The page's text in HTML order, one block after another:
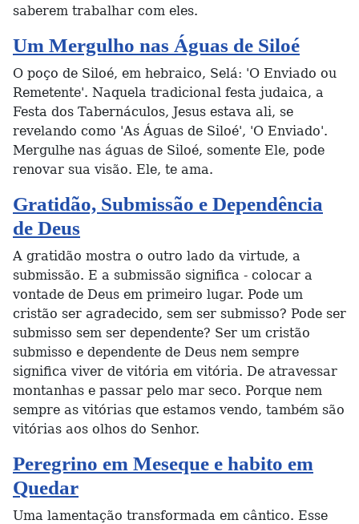
saberem trabalhar com eles.
Um Mergulho nas Águas de Siloé
O poço de Siloé, em hebraico, Selá: 'O Enviado ou
Remetente'. Naquela tradicional festa judaica, a
Festa dos Tabernáculos, Jesus estava ali, se
revelando como 'As Águas de Siloé', 'O Enviado'.
Mergulhe nas águas de Siloé, somente Ele, pode
renovar sua visão. Ele, te ama.
Gratidão, Submissão e Dependência
de Deus
A gratidão mostra o outro lado da virtude, a
submissão. E a submissão significa - colocar a
vontade de Deus em primeiro lugar. Pode um
cristão ser agradecido, sem ser submisso? Pode ser
submisso sem ser dependente? Ser um cristão
submisso e dependente de Deus nem sempre
significa viver de vitória em vitória. De atravessar
montanhas e passar pelo mar seco. Porque nem
sempre as vitórias que estamos vendo, também são
vitórias aos olhos do Senhor.
Peregrino em Meseque e habito em
Quedar
Uma lamentação transformada em cântico. Esse